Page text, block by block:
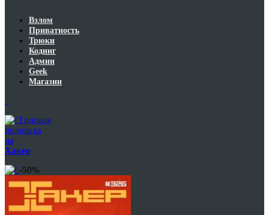
Взлом
Приватность
Трюки
Кодинг
Админ
Geek
Магазин
Годовая
подписка
на
Хакер
-50%